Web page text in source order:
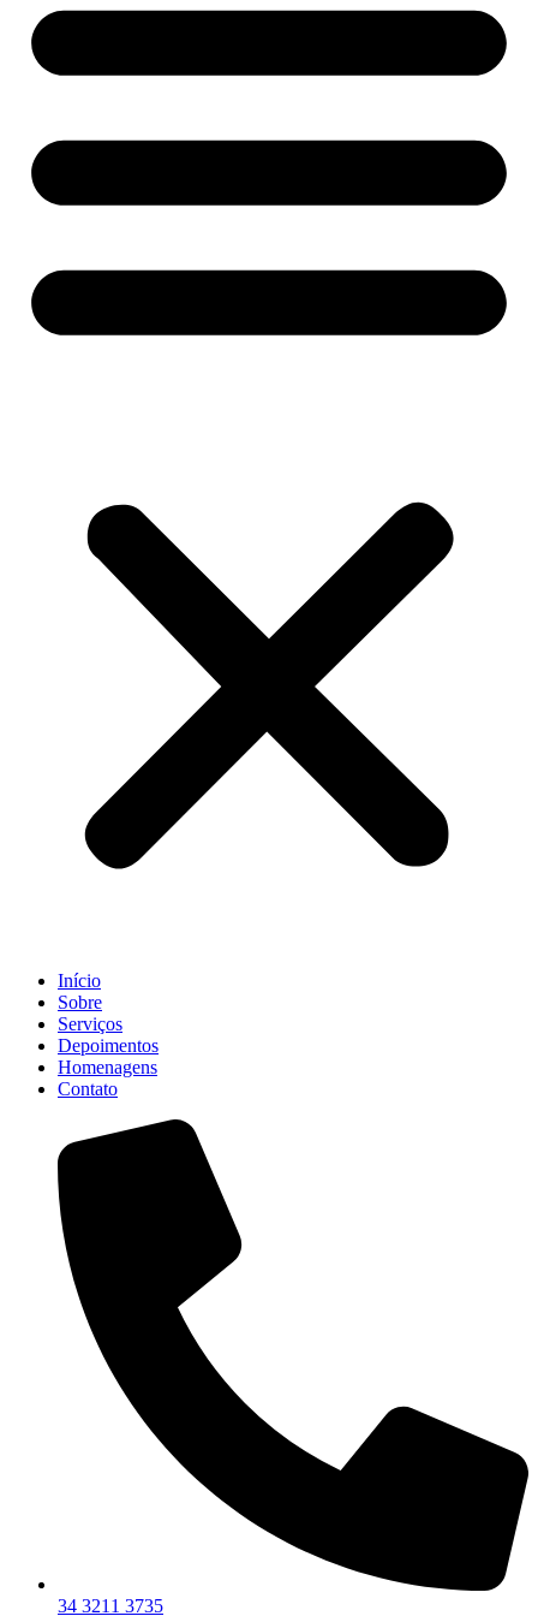
Início
Sobre
Serviços
Depoimentos
Homenagens
Contato
34 3211 3735